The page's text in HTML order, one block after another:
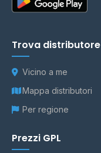
Trova distributore
Vicino a me
Mappa distributori
Per regione
Prezzi GPL